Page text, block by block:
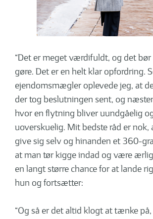
“Det er meget værdifuldt, og det bør
gøre. Det er en helt klar opfordring.
ejendomsmægler oplevede jeg, at
der tog beslutningen sent, og
hvor en flytning bliver uundgåelig
uoverskue­lig. Mit bedste råd er nok,
give sig selv og hinanden et 360-
at man tør kigge indad og være
en langt større chance for at lande
hun og fortsætter:
“Og så er det altid klogt at tænke